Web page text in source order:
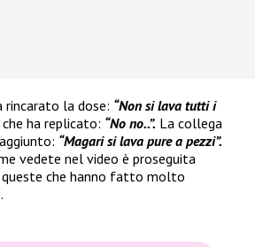
rincarato la dose: “Non si lava tutti i
che ha replicato: “No no..”. La collega
“Magari si lava pure a pezzi”.
vedete nel video è proseguita
queste che hanno fatto molto